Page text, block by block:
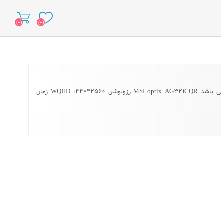
(۰) (۰)
به نام خدا بررسی مانیتور MSI optix AG۳۲۱CQR مشخصات به شرح زیر می باشد MSI optix AG۳۲۱CQR رزولوشن WQHD ۱۴۴۰*۲۵۶۰ زمان